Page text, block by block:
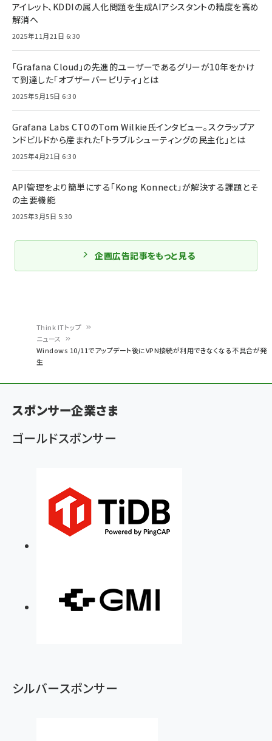
く
ず
Think ITトップ
ニュース
Windows 10/11でアップデート後にVPN接続が利用できなくなる不具合が発
生
アイレット、KDDIの属人化問題を生成AIアシスタントの精度を高め
解消へ
2025年11月21日 6:30
「Grafana Cloud」の先進的ユーザーであるグリーが10年をかけ
て到達した「オブザーバービリティ」とは
2025年5月15日 6:30
Grafana Labs CTOのTom Wilkie氏インタビュー。スクラップア
ンドビルドから産まれた「トラブルシューティングの民主化」とは
2025年4月21日 6:30
API管理をより簡単にする「Kong Konnect」が解決する課題とそ
の主要機能
2025年3月5日 5:30
企画広告記事をもっと見る
スポンサー企業さま
ゴールドスポンサー
シルバースポンサー